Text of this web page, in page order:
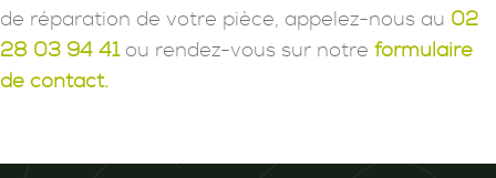
de réparation de votre pièce, appelez-nous au 02
28 03 94 41ou rendez-vous sur notre formulaire
de contact.